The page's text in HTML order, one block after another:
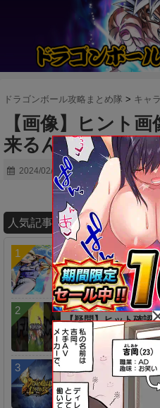
ドラゴンボール攻略まとめ隊 > キャラ
【画像】ヒント
来るんだ・・・？
2024/02/11
人気記事ランキング
【ネタ】あのキャラ
ｗｗ
【疑問】ヒット確認
ないんだがｗｗｗｗ
【話題】今の〇〇な